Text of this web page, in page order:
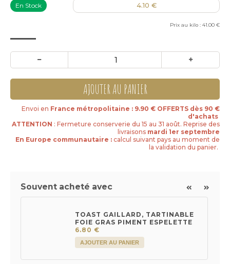
En Stock 4.10 €
Prix au kilo : 41.00 €
AJOUTER AU PANIER
Envoi en France métropolitaine : 9.90 € OFFERTS dès 90 €
d'achats
ATTENTION : Fermeture conserverie du 15 au 31 août. Reprise des
livraisons mardi 1er septembre
En Europe communautaire : calcul suivant pays au moment de
la validation du panier.
Souvent acheté avec
TOAST GAILLARD, TARTINABLE
FOIE GRAS PIMENT ESPELETTE
6.80 €
AJOUTER AU PANIER